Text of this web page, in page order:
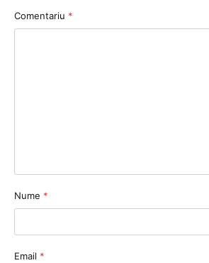
Comentariu *
Nume *
Email *